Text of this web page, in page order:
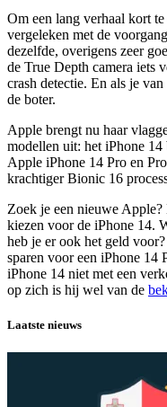
Om een lang verhaal kort
vergeleken met de
dezelfde, overigens zeer
de True Depth camera iets
crash detectie. En als je
de boter.
Apple brengt nu haar
modellen uit: het iPhone
Apple iPhone 14 Pro en
krachtiger Bionic 16
Zoek je een nieuwe
kiezen voor de iPhone 14.
heb je er ook het geld
sparen voor een iPhone 14
iPhone 14 niet met een
op zich is hij wel van de
Laatste nieuws